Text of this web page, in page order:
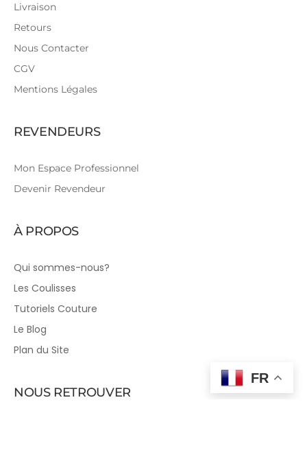
Livraison
Retours
Nous Contacter
CGV
Mentions Légales
REVENDEURS
Mon Espace Professionnel
Devenir Revendeur
À PROPOS
Qui sommes-nous?
Les Coulisses
Tutoriels Couture
Le Blog
Plan du Site
NOUS RETROUVER
FR